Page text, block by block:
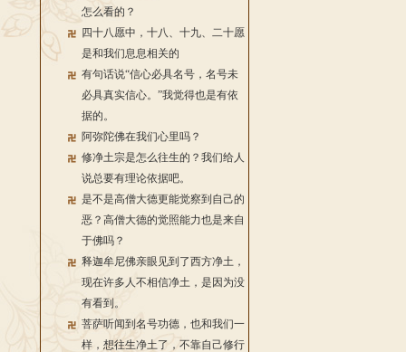
怎么看的？
四十八愿中，十八、十九、二十愿
是和我们息息相关的
有句话说“信心必具名号，名号未
必具真实信心。”我觉得也是有依
据的。
阿弥陀佛在我们心里吗？
修净土宗是怎么往生的？我们给人
说总要有理论依据吧。
是不是高僧大德更能觉察到自己的
恶？高僧大德的觉照能力也是来自
于佛吗？
释迦牟尼佛亲眼见到了西方净土，
现在许多人不相信净土，是因为没
有看到。
菩萨听闻到名号功德，也和我们一
样，想往生净土了，不靠自己修行